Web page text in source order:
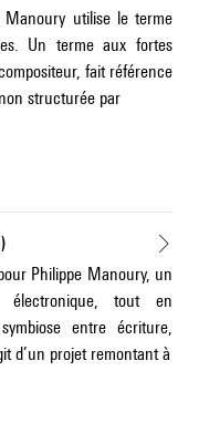
Manoury utilise le terme
Un terme aux fortes
fait référence
structurée par
Philippe Manoury, un
électronique, tout en
entre écriture,
d’un projet remontant à